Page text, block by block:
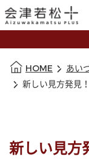
HOME あい
新しい見方発見
新しい見方